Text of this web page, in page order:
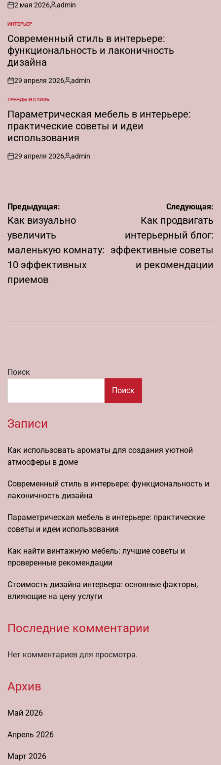
on
2 мая 2026
Запись
admin
ОПУБЛИКОВАНО
В
ИНТЕРЬЕР
Современный стиль в интерьере:
функциональность и лаконичность
дизайна
on
29 апреля 2026
Запись
admin
ОПУБЛИКОВАНО
В
ТРЕНДЫ И СТИЛЬ
Параметрическая мебель в интерьере:
практические советы и идеи
использования
on
29 апреля 2026
Запись
admin
Навигация
по
записям
Предыдущая:
Как визуально
увеличить
маленькую комнату:
10 эффективных
приемов
Следующая:
Как продвигать
интерьерный блог:
эффективные советы
и рекомендации
Поиск
Поиск
Записи
Как использовать ароматы для создания уютной
атмосферы в доме
Современный стиль в интерьере: функциональность и
лаконичность дизайна
Параметрическая мебель в интерьере: практические
советы и идеи использования
Как найти винтажную мебель: лучшие советы и
проверенные рекомендации
Стоимость дизайна интерьера: основные факторы,
влияющие на цену услуги
Последние комментарии
Нет комментариев для просмотра.
Архив
Май 2026
Апрель 2026
Март 2026